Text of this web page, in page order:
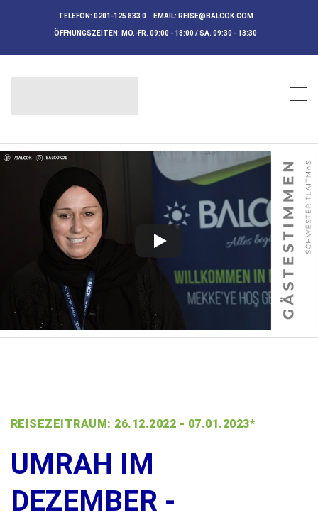
TELEFON: 0201-125 833 0 EMAIL: REISE@BALCOK.COM
ÖFFNUNGSZEITEN: MO.-FR. 09:00 - 18:00 / SA. 09:30 - 13:30
REISEZEITRAUM: 26.12.2022 - 07.01.2023*
UMRAH IM
DEZEMBER -